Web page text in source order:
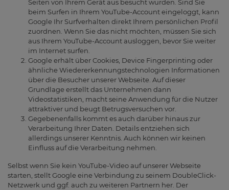
Seiten von Ihrem Gerät aus besucht wurden. Sind Sie
beim Surfen in Ihrem YouTube-Account eingeloggt, kann
Google Ihr Surfverhalten direkt Ihrem persönlichen Profil
zuordnen. Wenn Sie das nicht möchten, müssen Sie sich
aus Ihrem YouTube-Account ausloggen, bevor Sie weiter
im Internet surfen.
Google erhält über Cookies, Device Fingerprinting oder
ähnliche Wiedererkennungstechnologien Informationen
über die Besucher unserer Webseite. Auf dieser
Grundlage erstellt das Unternehmen dann
Videostatistiken, macht seine Anwendung für die Nutzer
attraktiver und beugt Betrugsversuchen vor.
Gegebenenfalls kommt es auch darüber hinaus zur
Verarbeitung Ihrer Daten. Details entziehen sich
allerdings unserer Kenntnis. Auch können wir keinen
Einfluss auf die Verarbeitung nehmen.
Selbst wenn Sie kein YouTube-Video auf unserer Webseite
starten, stellt Google eine Verbindung zu seinem DoubleClick-
Netzwerk und ggf. auch zu weiteren Partnern her. Der